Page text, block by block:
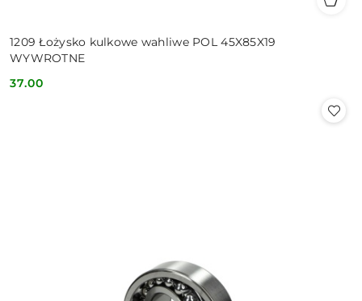
1209 Łożysko kulkowe wahliwe POL 45X85X19
WYWROTNE
Cena:
37.00